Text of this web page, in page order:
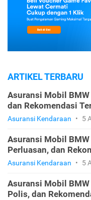
ARTIKEL TERBARU
Asuransi Mobil
dan Rekomendasi
Asuransi Kendaraan • 5
Asuransi Mobil
Perluasan, dan
Asuransi Kendaraan • 5
Asuransi Mobil
Polis, dan